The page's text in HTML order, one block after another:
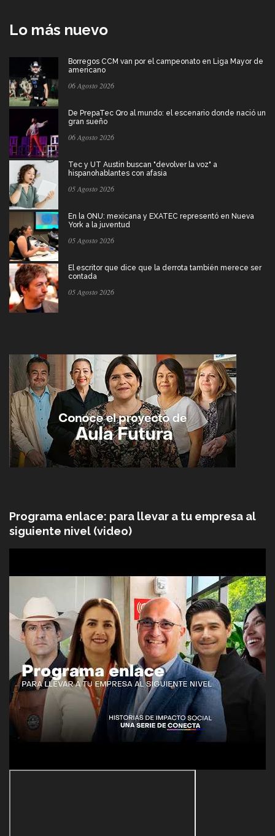
Lo más nuevo
Borregos CCM van por el campeonato en Liga Mayor de
americano
06 Agosto 2026
De PrepaTec Qro al mundo: el escenario donde nació un
gran sueño
06 Agosto 2026
Tec y UT Austin buscan "devolver la voz" a
hispanohablantes con afasia
05 Agosto 2026
En la ONU: mexicana y EXATEC representó en Nueva
York a la juventud
05 Agosto 2026
El escritor que dice que la derrota también merece ser
contada
05 Agosto 2026
Programa enlace: para llevar a tu empresa al
siguiente nivel (video)